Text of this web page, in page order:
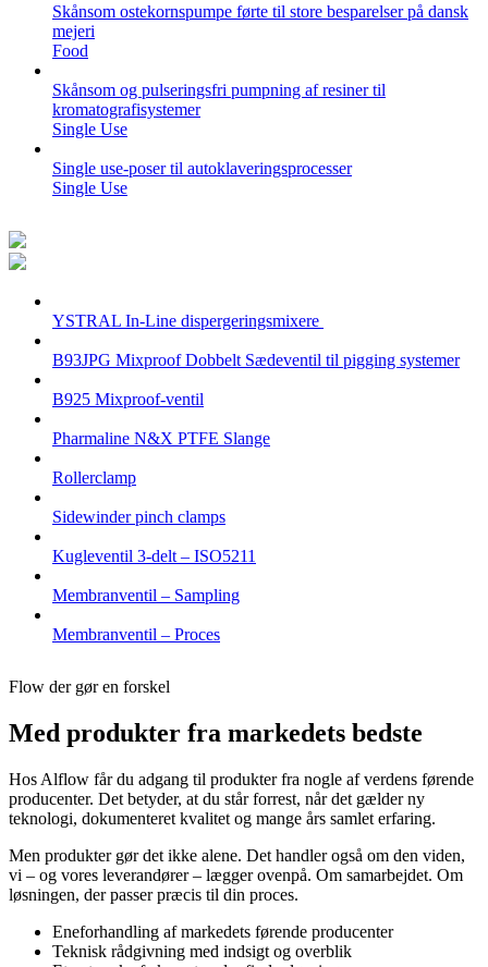
Skånsom ostekornspumpe førte til store besparelser på dansk
mejeri
Food
Skånsom og pulseringsfri pumpning af resiner til
kromatografisystemer
Single Use
Single use-poser til autoklaveringsprocesser
Single Use
YSTRAL In-Line dispergeringsmixere ‍‍
B93JPG Mixproof Dobbelt Sædeventil til pigging systemer
B925 Mixproof-ventil
Pharmaline N&X PTFE Slange
Rollerclamp
Sidewinder pinch clamps
Kugleventil 3-delt – ISO5211
Membranventil – Sampling
Membranventil – Proces
Flow der gør en forskel
Med produkter fra markedets bedste
Hos Alflow får du adgang til produkter fra nogle af verdens førende
producenter. Det betyder, at du står forrest, når det gælder ny
teknologi, dokumenteret kvalitet og mange års samlet erfaring.
Men produkter gør det ikke alene. Det handler også om den viden,
vi – og vores leverandører – lægger ovenpå. Om samarbejdet. Om
løsningen, der passer præcis til din proces.
Eneforhandling af markedets førende producenter
Teknisk rådgivning med indsigt og overblik